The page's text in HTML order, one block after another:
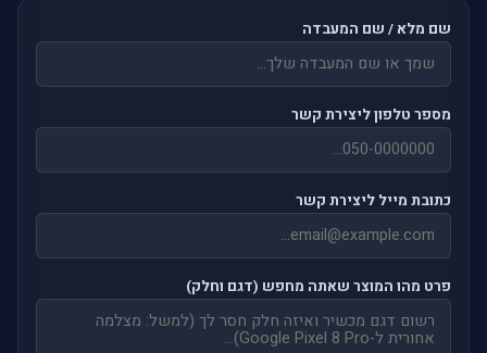
שם מלא / שם המעבדה
מספר טלפון ליצירת קשר
כתובת מייל ליצירת קשר
פרט מהו המוצר שאתה מחפש (דגם וחלק)